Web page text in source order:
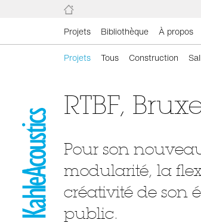
Projets Bibliothèque À propos
Projets Tous Construction
RTBF,
Pour son
modularité, la
créativité de son
public.